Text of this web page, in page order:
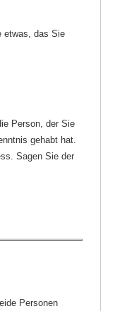
etwas, das Sie
Person, der Sie
gehabt hat.
Sagen Sie der
Personen